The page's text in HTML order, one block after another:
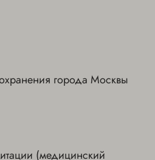
города Москвы
(медицинский